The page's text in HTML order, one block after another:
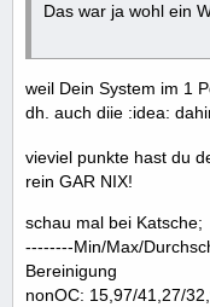
Das war ja wohl ein
weil Dein System im 1
dh. auch diie :idea:
vieviel punkte hast du
rein GAR NIX!
schau mal bei Katsche;
--------Min/Max/
Bereinigung
nonOC: 15,97/41,27/